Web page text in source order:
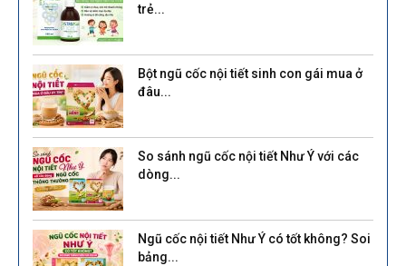
trẻ...
Bột ngũ cốc nội tiết sinh con gái mua ở
đâu...
So sánh ngũ cốc nội tiết Như Ý với các
dòng...
Ngũ cốc nội tiết Như Ý có tốt không? Soi
bảng...